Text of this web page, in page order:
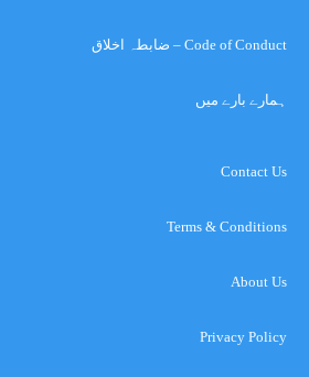
Code of Conduct – ضابطہ اخلاق
ہمارے بارے میں
Contact Us
Terms & Conditions
About Us
Privacy Policy